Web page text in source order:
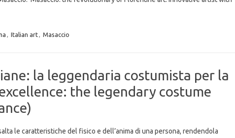
, Italian art, Masaccio
la leggendaria costumista per la
the legendary costume
le caratteristiche del fisico e dell’anima di una persona, rendendola